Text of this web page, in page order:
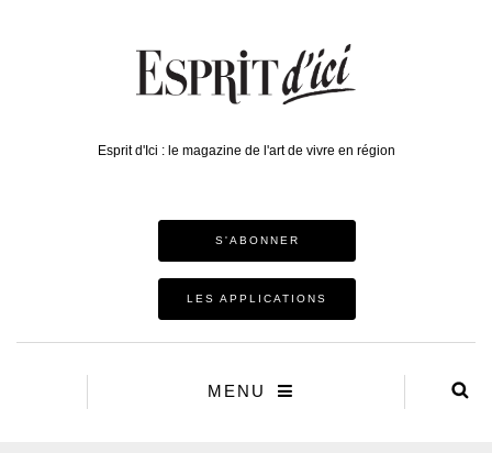
Esprit d'Ici : le magazine de l'art de vivre en région
S'ABONNER
LES APPLICATIONS
MENU